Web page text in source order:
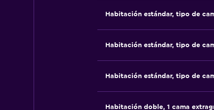
Habitación estándar, tipo de
Habitación estándar, tipo de
Habitación estándar, tipo de
Habitación doble, 1 cama